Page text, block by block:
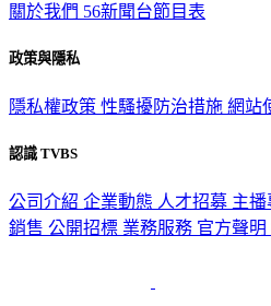
關於我們 56新聞台節目表
政策與隱私
隱私權政策 性騷擾防治措施 網站
認識 TVBS
公司介紹 企業動態 人才招募 主播
銷售 公開招標 業務服務 官方聲明